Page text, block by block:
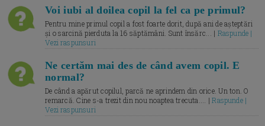
Voi iubi al doilea copil la fel ca pe primul?
Pentru mine primul copil a fost foarte dorit, după ani de așteptări
și o sarcină pierduta la 16 săptămâni. Sunt însărc... | Raspunde |
Vezi raspunsuri
Ne certăm mai des de când avem copil. E
normal?
De când a apărut copilul, parcă ne aprindem din orice. Un ton. O
remarcă. Cine s-a trezit din nou noaptea trecuta.... |Raspunde |
Vezi raspunsuri